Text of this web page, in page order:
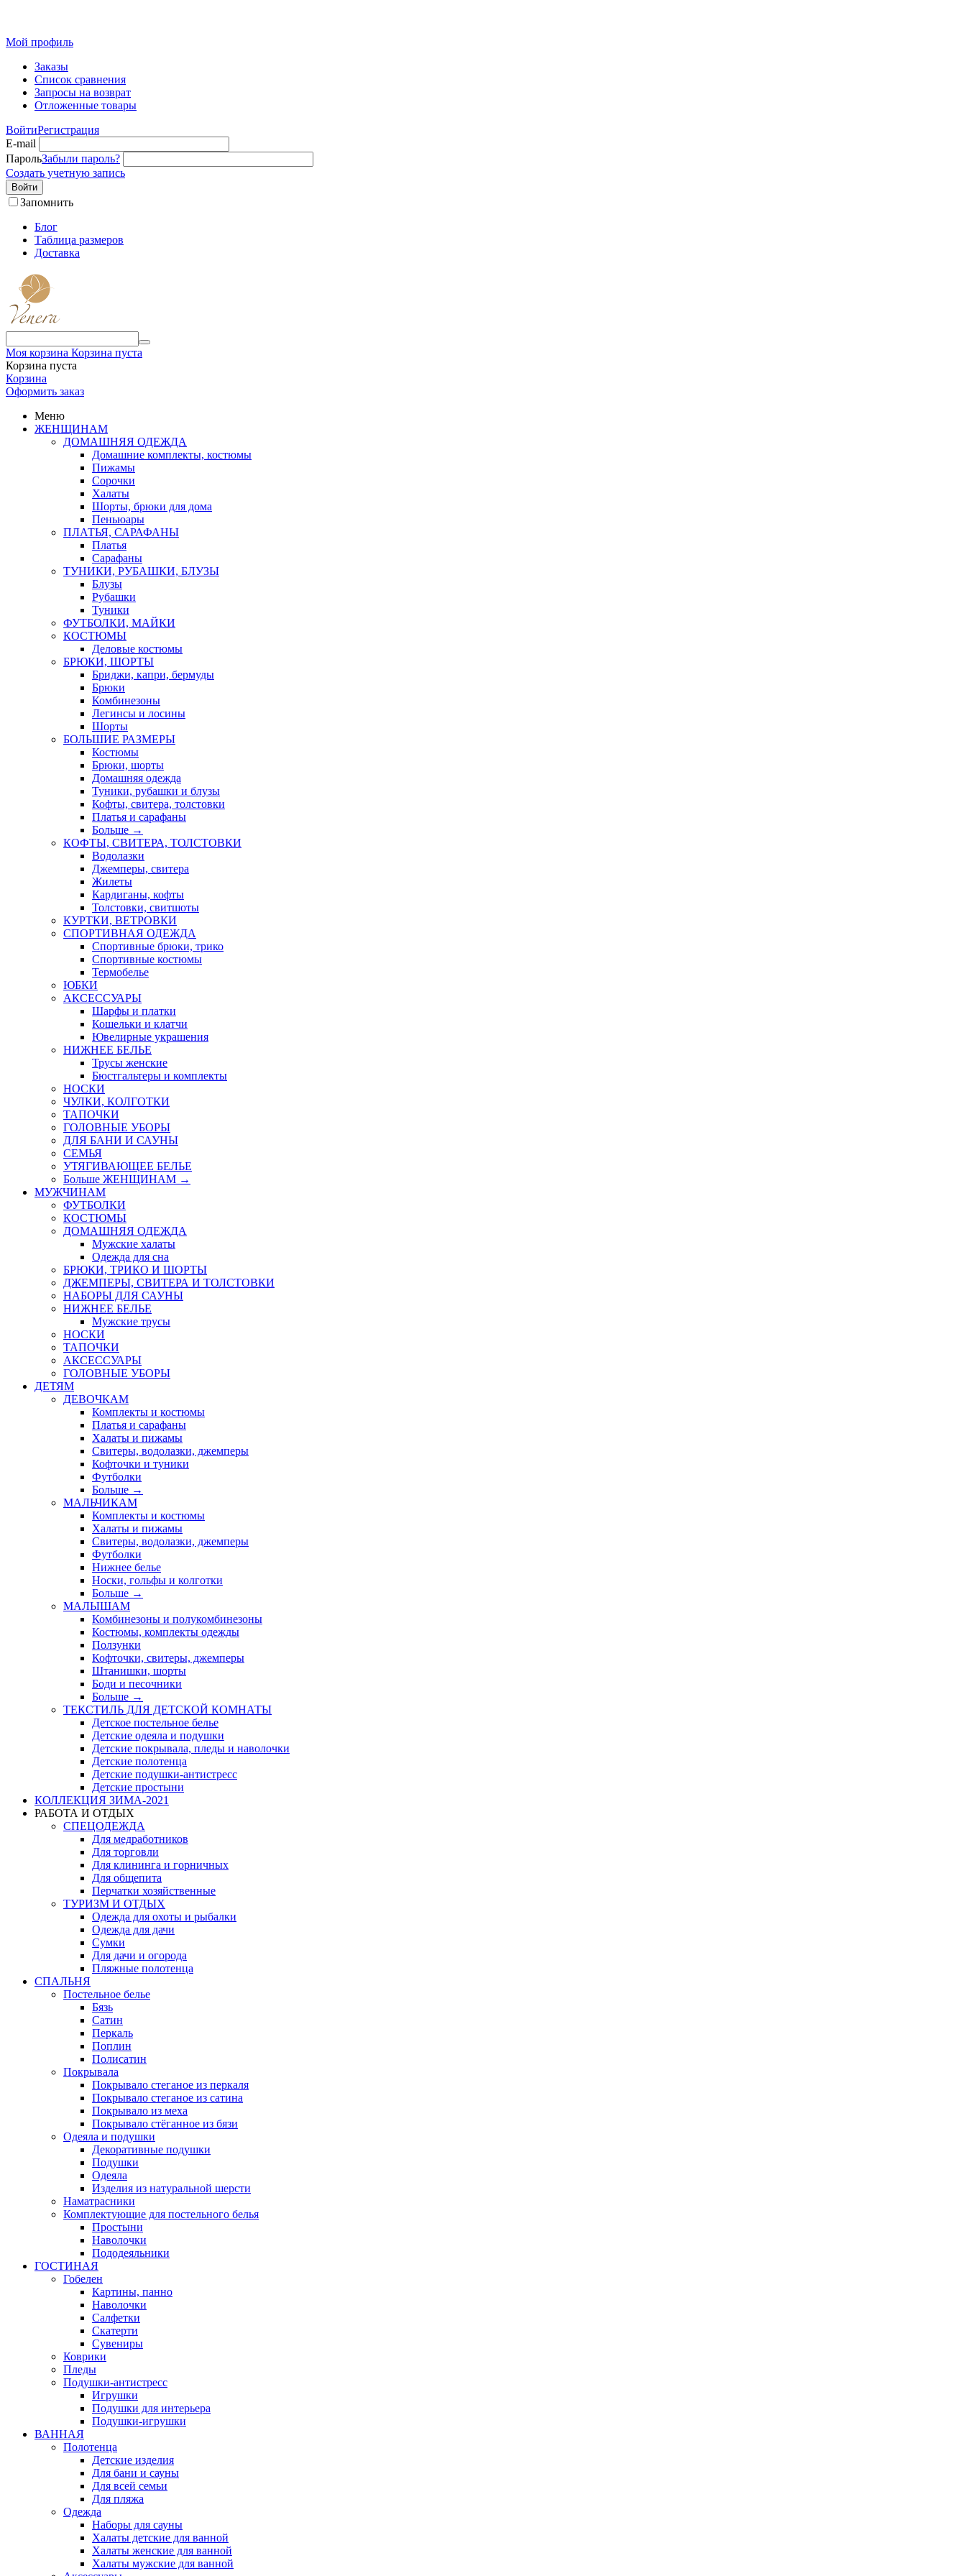
Мой профиль
Заказы
Список сравнения
Запросы на возврат
Отложенные товары
ВойтиРегистрация
E-mail
ПарольЗабыли пароль?
Создать учетную запись
Войти
Запомнить
Блог
Таблица размеров
Доставка
Моя корзина Корзина пуста
Корзина пуста
Корзина
Оформить заказ
Меню
ЖЕНЩИНАМ
ДОМАШНЯЯ ОДЕЖДА
Домашние комплекты, костюмы
Пижамы
Сорочки
Халаты
Шорты, брюки для дома
Пеньюары
ПЛАТЬЯ, САРАФАНЫ
Платья
Сарафаны
ТУНИКИ, РУБАШКИ, БЛУЗЫ
Блузы
Рубашки
Туники
ФУТБОЛКИ, МАЙКИ
КОСТЮМЫ
Деловые костюмы
БРЮКИ, ШОРТЫ
Бриджи, капри, бермуды
Брюки
Комбинезоны
Легинсы и лосины
Шорты
БОЛЬШИЕ РАЗМЕРЫ
Костюмы
Брюки, шорты
Домашняя одежда
Туники, рубашки и блузы
Кофты, свитера, толстовки
Платья и сарафаны
Больше →
КОФТЫ, СВИТЕРА, ТОЛСТОВКИ
Водолазки
Джемперы, свитера
Жилеты
Кардиганы, кофты
Толстовки, свитшоты
КУРТКИ, ВЕТРОВКИ
СПОРТИВНАЯ ОДЕЖДА
Спортивные брюки, трико
Спортивные костюмы
Термобелье
ЮБКИ
AКСЕССУАРЫ
Шарфы и платки
Кошельки и клатчи
Ювелирные украшения
НИЖНЕЕ БЕЛЬЕ
Трусы женские
Бюстгальтеры и комплекты
НОСКИ
ЧУЛКИ, КОЛГОТКИ
ТАПОЧКИ
ГОЛОВНЫЕ УБОРЫ
ДЛЯ БАНИ И САУНЫ
СЕМЬЯ
УТЯГИВАЮЩЕЕ БЕЛЬЕ
Больше ЖЕНЩИНАМ →
МУЖЧИНАМ
ФУТБОЛКИ
КОСТЮМЫ
ДОМАШНЯЯ ОДЕЖДА
Мужские халаты
Одежда для сна
БРЮКИ, ТРИКО И ШОРТЫ
ДЖЕМПЕРЫ, СВИТЕРА И ТОЛСТОВКИ
НАБОРЫ ДЛЯ САУНЫ
НИЖНЕЕ БЕЛЬЕ
Мужские трусы
НОСКИ
ТАПОЧКИ
АКСЕССУАРЫ
ГОЛОВНЫЕ УБОРЫ
ДЕТЯМ
ДЕВОЧКАМ
Комплекты и костюмы
Платья и сарафаны
Халаты и пижамы
Свитеры, водолазки, джемперы
Кофточки и туники
Футболки
Больше →
МАЛЬЧИКАМ
Комплекты и костюмы
Халаты и пижамы
Свитеры, водолазки, джемперы
Футболки
Нижнее белье
Носки, гольфы и колготки
Больше →
МАЛЫШАМ
Комбинезоны и полукомбинезоны
Костюмы, комплекты одежды
Ползунки
Кофточки, свитеры, джемперы
Штанишки, шорты
Боди и песочники
Больше →
ТЕКСТИЛЬ ДЛЯ ДЕТСКОЙ КОМНАТЫ
Детское постельное белье
Детские одеяла и подушки
Детские покрывала, пледы и наволочки
Детские полотенца
Детские подушки-антистресс
Детские простыни
КОЛЛЕКЦИЯ ЗИМА-2021
РАБОТА И ОТДЫХ
СПЕЦОДЕЖДА
Для медработников
Для торговли
Для клининга и горничных
Для общепита
Перчатки хозяйственные
ТУРИЗМ И ОТДЫХ
Одежда для охоты и рыбалки
Одежда для дачи
Сумки
Для дачи и огорода
Пляжные полотенца
СПАЛЬНЯ
Постельное белье
Бязь
Сатин
Перкаль
Поплин
Полисатин
Покрывала
Покрывало стеганое из перкаля
Покрывало стеганое из сатина
Покрывало из меха
Покрывало стёганное из бязи
Одеяла и подушки
Декоративные подушки
Подушки
Одеяла
Изделия из натуральной шерсти
Наматраcники
Комплектующие для постельного белья
Простыни
Наволочки
Пододеяльники
ГОСТИНАЯ
Гобелен
Картины, панно
Наволочки
Салфетки
Скатерти
Сувениры
Коврики
Пледы
Подушки-антистресс
Игрушки
Подушки для интерьера
Подушки-игрушки
ВАННАЯ
Полотенца
Детские изделия
Для бани и сауны
Для всей семьи
Для пляжа
Одежда
Наборы для сауны
Халаты детские для ванной
Халаты женские для ванной
Халаты мужские для ванной